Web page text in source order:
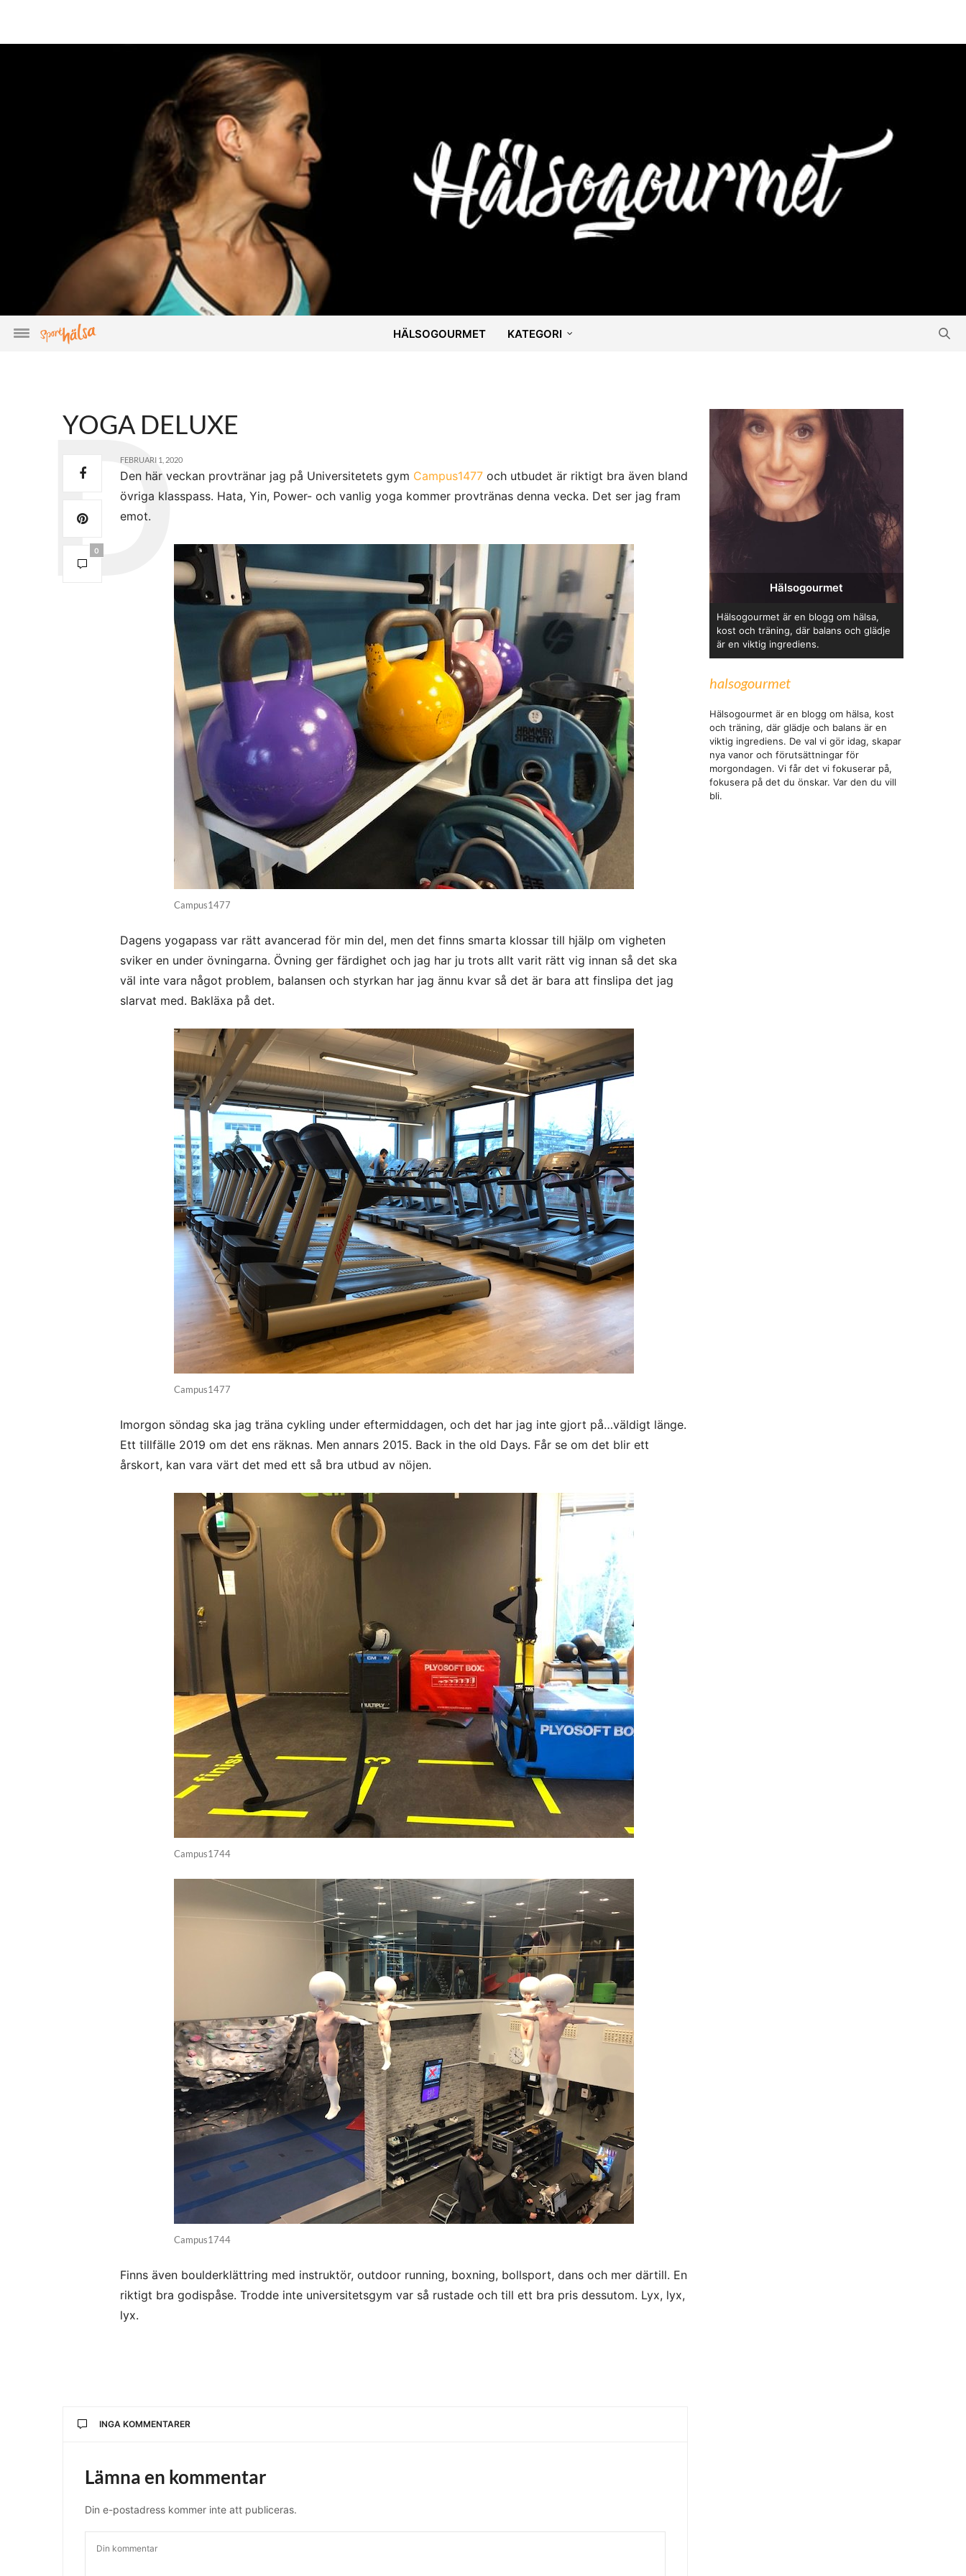
HÄLSOGOURMET KATEGORI
YOGA DELUXE
0
FEBRUARI 1, 2020
Den här veckan provtränar jag på Universitetets gym Campus1477 och utbudet är riktigt bra även bland
övriga klasspass. Hata, Yin, Power- och vanlig yoga kommer provtränas denna vecka. Det ser jag fram
emot.
Campus1477
Dagens yogapass var rätt avancerad för min del, men det finns smarta klossar till hjälp om vigheten
sviker en under övningarna. Övning ger färdighet och jag har ju trots allt varit rätt vig innan så det ska
väl inte vara något problem, balansen och styrkan har jag ännu kvar så det är bara att finslipa det jag
slarvat med. Bakläxa på det.
Campus1477
Imorgon söndag ska jag träna cykling under eftermiddagen, och det har jag inte gjort på…väldigt länge.
Ett tillfälle 2019 om det ens räknas. Men annars 2015. Back in the old Days. Får se om det blir ett
årskort, kan vara värt det med ett så bra utbud av nöjen.
Campus1744
Campus1744
Finns även boulderklättring med instruktör, outdoor running, boxning, bollsport, dans och mer därtill. En
riktigt bra godispåse. Trodde inte universitetsgym var så rustade och till ett bra pris dessutom. Lyx, lyx,
lyx.
INGA KOMMENTARER
Lämna en kommentar
Din e-postadress kommer inte att publiceras.
Hälsogourmet
Hälsogourmet är en blogg om hälsa,
kost och träning, där balans och glädje
är en viktig ingrediens.
halsogourmet
Hälsogourmet är en blogg om hälsa, kost
och träning, där glädje och balans är en
viktig ingrediens. De val vi gör idag, skapar
nya vanor och förutsättningar för
morgondagen. Vi får det vi fokuserar på,
fokusera på det du önskar. Var den du vill
bli.